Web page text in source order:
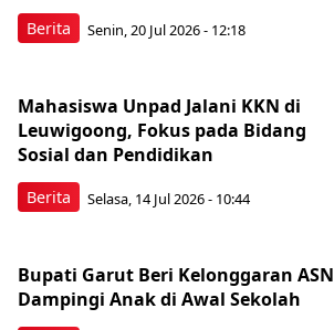
Berita Senin, 20 Jul 2026 - 12:18
Berita
Mahasiswa Unpad Jalani KKN di
Leuwigoong, Fokus pada Bidang
Sosial dan Pendidikan
Selasa, 14 Jul 2026 - 10:44
Bupati Garut Beri Kelonggaran ASN
Dampingi Anak di Awal Sekolah